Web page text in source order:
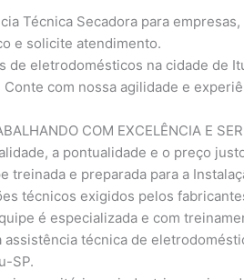
Técnica Secadora para
e solicite atendimento.
de eletrodomésticos na cidade de
com nossa agilidade e
COM EXCELÊNCIA E
a pontualidade e o preço
treinada e preparada para a
técnicos exigidos pelos
é especializada e com
técnica de
SP.